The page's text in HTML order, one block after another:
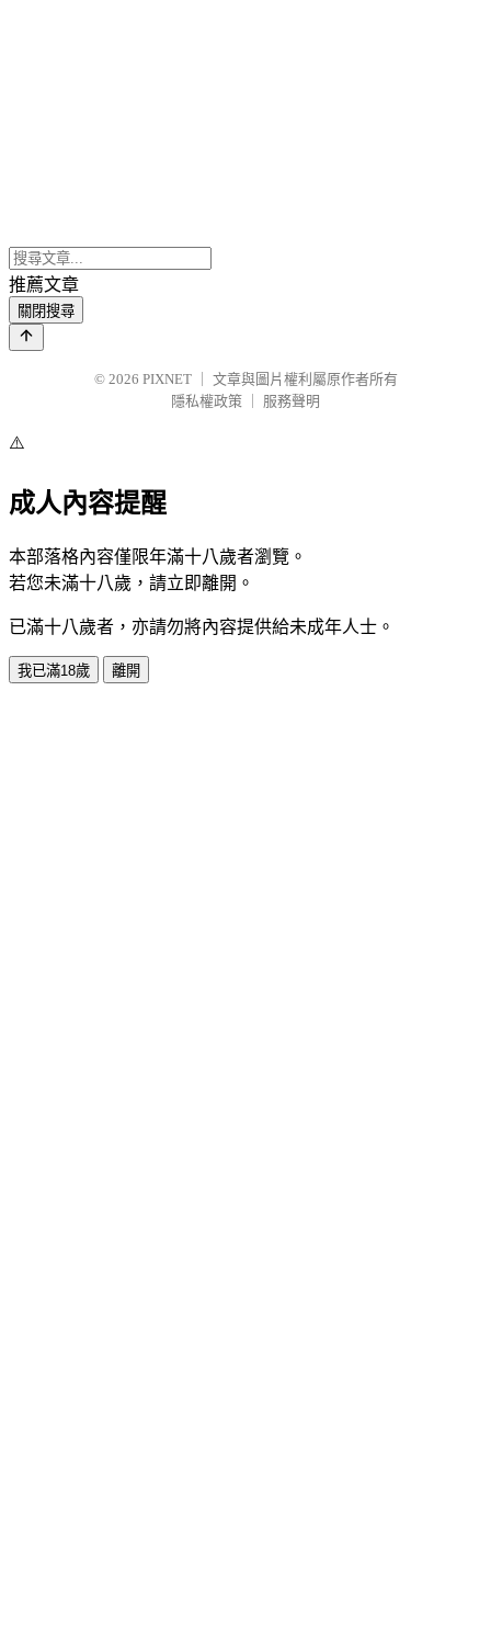
推薦文章
關閉搜尋
© 2026 PIXNET
文章與圖片權利屬原作者所有
隱私權政策
服務聲明
⚠️
成人內容提醒
本部落格內容僅限年滿十八歲者瀏覽。
若您未滿十八歲，請立即離開。
已滿十八歲者，亦請勿將內容提供給未成年人士。
我已滿18歲 離開